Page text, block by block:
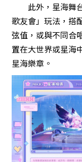
此外，星海舞台
歌友會」玩法，搭
弦值，或與不同合
置在大世界或星海
星海樂章。